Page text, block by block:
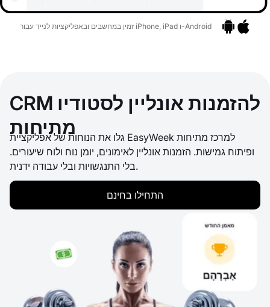
זמין במחשבים ובאפליקציות לנייד עבור iPhone, iPad ו-Android
CRM להזמנות אונליין לסטודיו
מתיחות
גלו את הנוחות של אפליקציית EasyWeek למרכז מתיחות
ופיתוח גמישות. הזמנות אונליין לאימונים, יומן נוח ולוח שיעורים.
בלי התנגשויות ובלי עבודה ידנית.
התחילו בחינם